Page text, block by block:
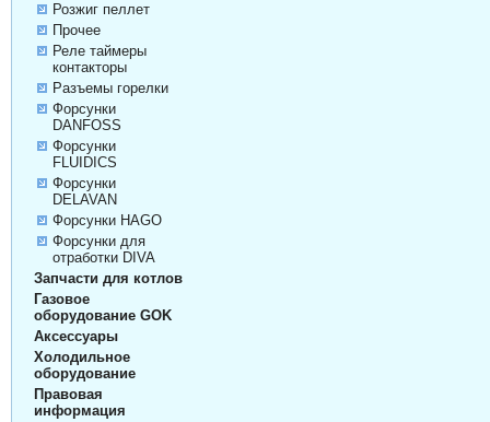
Розжиг пеллет
Прочее
Реле таймеры
контакторы
Разъемы горелки
Форсунки
DANFOSS
Форсунки
FLUIDICS
Форсунки
DELAVAN
Форсунки HAGO
Форсунки для
отработки DIVA
Запчасти для котлов
Газовое
оборудование GOK
Аксессуары
Холодильное
оборудование
Правовая
информация